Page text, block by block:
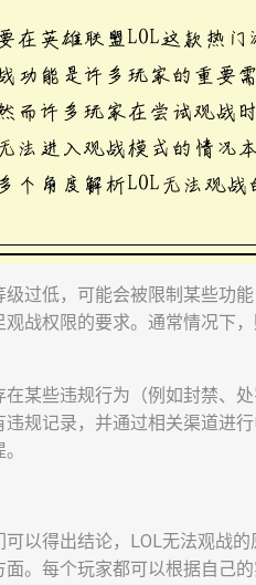
过低，可能会被限制某些功
战权限的要求。通常情况下
某些违规行为（例如封禁、
规记录，并通过相关渠道进
以得出结论，LOL无法观战
。每个玩家都可以根据自己